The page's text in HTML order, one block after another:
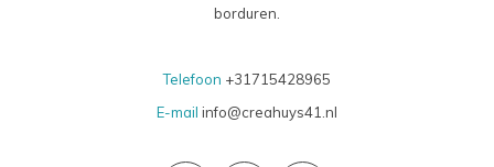
borduren.
Telefoon +31715428965
E-mail info@creahuys41.nl